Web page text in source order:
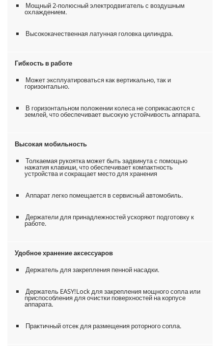
Мощный 2-полюсный электродвигатель с воздушным
охлаждением.
Высококачественная латунная головка цилиндра.
Гибкость в работе
Может эксплуатироваться как вертикально, так и
горизонтально.
В горизонтальном положении колеса не соприкасаются с
землей, что обеспечивает высокую устойчивость аппарата.
Высокая мобильность
Толкаемая рукоятка может быть задвинута с помощью
нажатия клавиши, что обеспечивает компактность
устройства и сокращает место для хранения
Аппарат легко помещается в сервисный автомобиль.
Держатели для принадлежностей ускоряют подготовку к
работе.
Удобное хранение аксессуаров
Держатель для закрепления пенной насадки.
Держатель EASY!Lockдля закрепления мощного сопла или
приспособления для очистки поверхностей на корпусе
аппарата.
Практичный отсек для размещения роторного сопла.